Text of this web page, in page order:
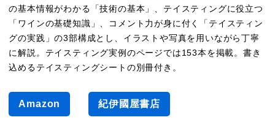
の基本情報がわかる「技術の基本」、テイスティングに役立つ
「ワインの基礎知識」、コメント力が身に付く「テイスティン
グの実践」の3部構成とし、イラストや写真を用いながら丁寧
に解説。テイスティング実例のページでは153本を掲載。書き
込めるテイスティングシートの別冊付き。
Amazon
紀伊國屋書店